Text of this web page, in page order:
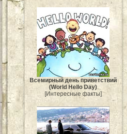
Всемирный день приветствий
(World Hello Day)
[Интересные факты]